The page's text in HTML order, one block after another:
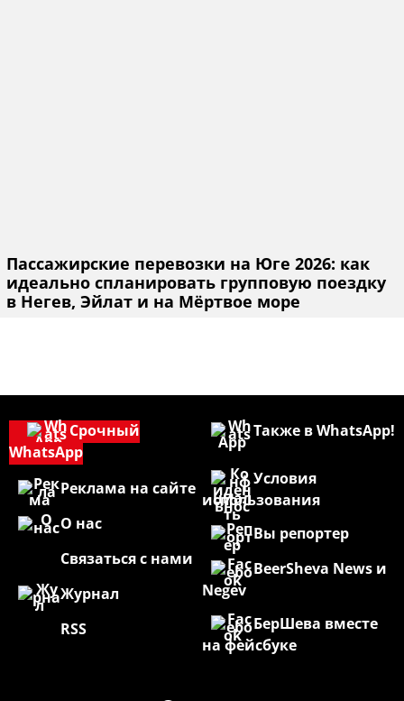
Пассажирские перевозки на Юге 2026: как
идеально спланировать групповую поездку
в Негев, Эйлат и на Мёртвое море
Также в WhatsApp!
Условия
использования
Вы репортер
BeerSheva News и
Negev
БерШева вместе
на фейсбуке
Срочный
WhatsApp
Реклама на сайте
О нас
Связаться с нами
Журнал
RSS